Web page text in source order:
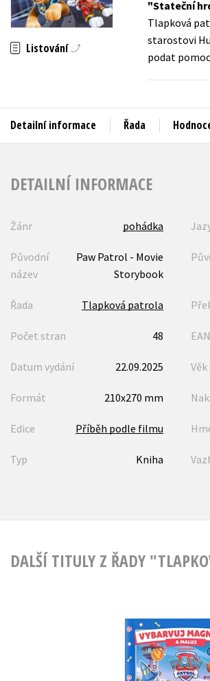
Auto - moto
Beletrie pro děti
Listování
Stateční
Tlapková
starostovi
podat
Detailní informace Řada
DETAILNÍ INFORMACE
Žánr pohádka
Původní
název
Paw Patrol - Movie
Storybook
Řada Tlapková patrola
Počet stran 48 EAN
Datum vydání 22.09.2025 Věk
Formát 210x270 mm
Edice Příběh podle filmu
Typ Kniha
DALŠÍ TITULY Z ŘADY
Tlapková
Vybarvuj